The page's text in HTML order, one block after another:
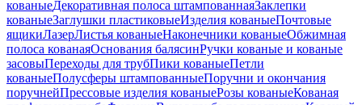
кованыеДекоративная полоса штампованнаяЗаклепки
кованыеЗаглушки пластиковыеИзделия кованыеПочтовые
ящикиЛазерЛистья кованыеНаконечники кованыеОбжимная
полоса кованаяОснования балясинРучки кованые и кованые
засовыПереходы для трубПики кованыеПетли
кованыеПолусферы штампованныеПоручни и окончания
поручнейПрессовые изделия кованыеРозы кованыеКованая